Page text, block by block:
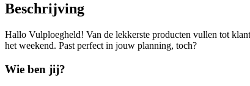
Beschrijving
Hallo Vulploegheld! Van de lekkerste producten vullen tot
het weekend. Past perfect in jouw planning, toch?
Wie ben jij?